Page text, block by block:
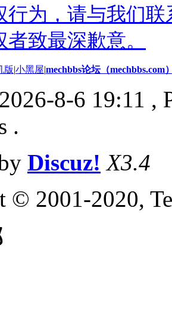
行为，请与我们
致最深歉意。
版|小黑屋|mechbbs论坛（mechbbs.com
8-6 19:11 ,
.
Discuz! X3.4
© 2001-2020,